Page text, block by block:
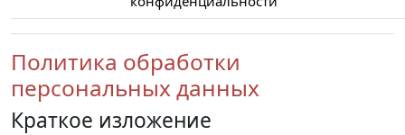
Политика обработки
персональных данных
Краткое изложение